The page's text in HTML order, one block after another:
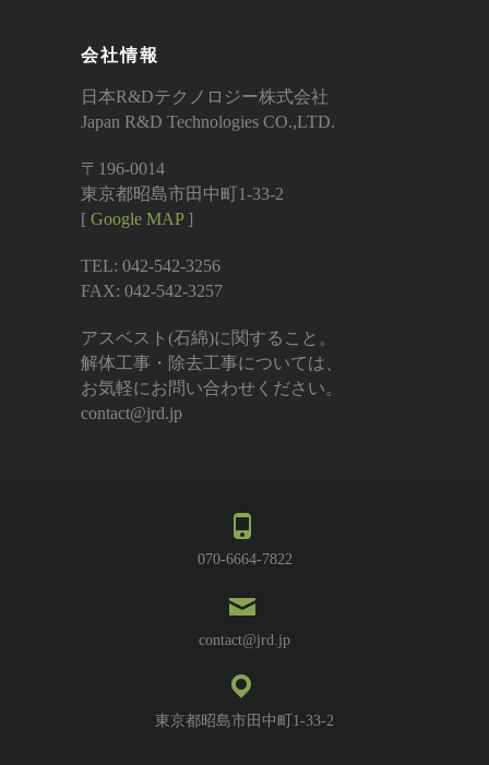
会社情報
日本R&Dテクノロジー株式会社
Japan R&D Technologies CO.,LTD.
〒196-0014
東京都昭島市田中町1-33-2
[ Google MAP]
TEL: 042-542-3256
FAX: 042-542-3257
アスベスト(石綿)に関すること。
解体工事・除去工事については、
お気軽にお問い合わせください。
contact@jrd.jp
070-6664-7822
contact@jrd.jp
東京都昭島市田中町1-33-2